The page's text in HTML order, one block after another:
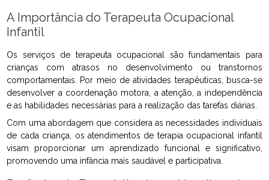
A Importância do Terapeuta Ocupacional
Infantil
Os serviços de terapeuta ocupacional são fundamentais para
crianças com atrasos no desenvolvimento ou transtornos
comportamentais. Por meio de atividades terapêuticas, busca-se
desenvolver a coordenação motora, a atenção, a independência
e as habilidades necessárias para a realização das tarefas diárias.
Com uma abordagem que considera as necessidades individuais
de cada criança, os atendimentos de terapia ocupacional infantil
visam proporcionar um aprendizado funcional e significativo,
promovendo uma infância mais saudável e participativa.